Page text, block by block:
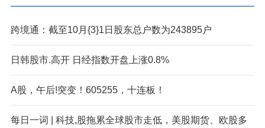
跨境通：截至10月{3}1日股东总户数为243895户
日韩股市.高开 日经指数开盘上涨0.8%
A股，午后!突变！605255，十连板！
每日一词 | 科技,股拖累全球股市走低，美股期货、欧股多